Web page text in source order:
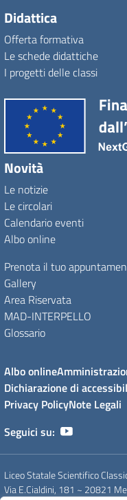
Didattica
Offerta formativa
Le schede didattiche
I progetti delle classi
Novità
Le notizie
Le circolari
Calendario eventi
Albo online
Prenota il tuo
Gallery
Area Riservata
MAD-INTERPELLO
Glossario
Albo online
Dichiarazione di
Privacy PolicyNote Legali
Seguici su:
Liceo Statale Scientifico
Via E.Cialdini, 181 ~ 20821